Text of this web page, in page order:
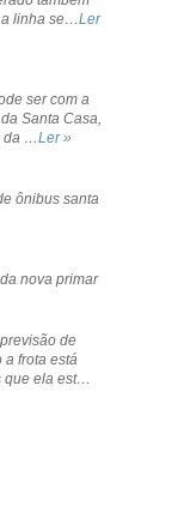
a linha se…Ler
ser com a
Santa Casa,
da …Ler »
ônibus santa
nova primar
de
a frota está
que ela est…